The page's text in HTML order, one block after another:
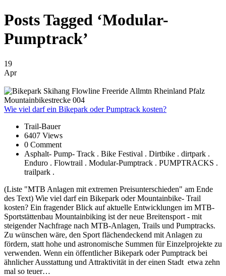
Posts Tagged ‘Modular-
Pumptrack’
19
Apr
Wie viel darf ein Bikepark oder Pumptrack kosten?
Trail-Bauer
6407 Views
0 Comment
Asphalt- Pump- Track . Bike Festival . Dirtbike . dirtpark .
Enduro . Flowtrail . Modular-Pumptrack . PUMPTRACKS .
trailpark .
(Liste "MTB Anlagen mit extremen Preisunterschieden" am Ende
des Text) Wie viel darf ein Bikepark oder Mountainbike- Trail
kosten? Ein fragender Blick auf aktuelle Entwicklungen im MTB-
Sportstättenbau Mountainbiking ist der neue Breitensport - mit
steigender Nachfrage nach MTB-Anlagen, Trails und Pumptracks.
Zu wünschen wäre, den Sport flächendeckend mit Anlagen zu
fördern, statt hohe und astronomische Summen für Einzelprojekte zu
verwenden. Wenn ein öffentlicher Bikepark oder Pumptrack bei
ähnlicher Ausstattung und Attraktivität in der einen Stadt etwa zehn
mal so teuer…